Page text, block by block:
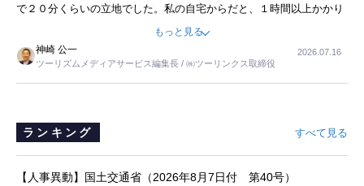
で２０分くらいの立地でした。私の自宅からだと、１時間以上かかり
ました。母の住まいから近いという理由で、その施設を選択したので
すが、私と妹にとっては、半日仕事ででした。シニアの住まい選び
は、当人だけではなく、世話をする家族の足の便も考えない外池ない
と思いました。
もっと見る
神崎 公一
ツーリズムメディアサービス編集長 / ㈱ツーリンクス取締役
2026.07.16
ランキング すべて見る
【人事異動】国土交通省（2026年8月7日付 第40号）